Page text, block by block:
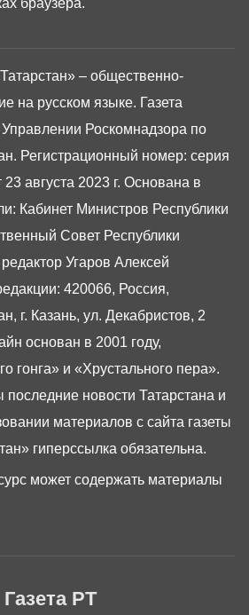
Газета РТ
– общественно-
на русском языке. Газета
Роскомнадзора по
Регистрационный номер: серия
августа 2023 г. Основана в
Кабинет Министров Республики
Совет Республики
Угаров Алексей
420066, Россия,
г. Казань, ул. Декабристов, 2
основан в 2001 году,
гонга» и «Хрустального пера».
новости Татарстана и
материалов с сайта газеты
гиперссылка обязательна.
может содержать материалы
браузера.